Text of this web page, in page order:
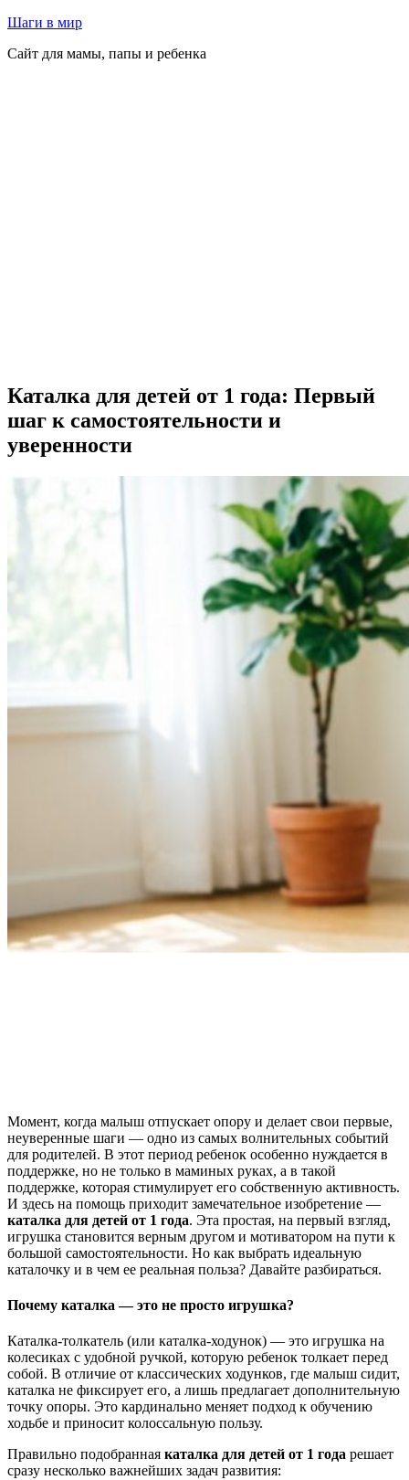
Перейти
содержимому
Шаги в мир
Сайт для мамы, папы и ребенка
Каталка для детей от 1 года: Первый
шаг к самостоятельности и
уверенности
Момент, когда малыш отпускает опору и делает свои первые,
неуверенные шаги — одно из самых волнительных событий
для родителей. В этот период ребенок особенно нуждается в
поддержке, но не только в маминых руках, а в такой
поддержке, которая стимулирует его собственную активность.
И здесь на помощь приходит замечательное изобретение —
каталка для детей от 1 года. Эта простая, на первый взгляд,
игрушка становится верным другом и мотиватором на пути к
большой самостоятельности. Но как выбрать идеальную
каталочку и в чем ее реальная польза? Давайте разбираться.
Почему каталка — это не просто игрушка?
Каталка-толкатель (или каталка-ходунок) — это игрушка на
колесиках с удобной ручкой, которую ребенок толкает перед
собой. В отличие от классических ходунков, где малыш сидит,
каталка не фиксирует его, а лишь предлагает дополнительную
точку опоры. Это кардинально меняет подход к обучению
ходьбе и приносит колоссальную пользу.
Правильно подобранная каталка для детей от 1 года решает
сразу несколько важнейших задач развития: